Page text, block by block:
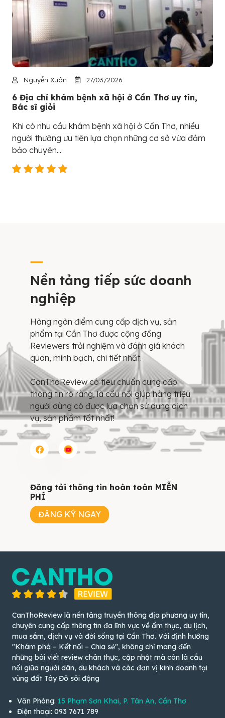
Nguyễn Xuân 27/03/2026
6 Địa chỉ khám bệnh xã hội ở Cần Thơ uy tín,
Bác sĩ giỏi
Khi có nhu cầu khám bệnh xã hội ở Cần Thơ, nhiều
người thường ưu tiên lựa chọn những cơ sở vừa đảm
bảo chuyên...
Nền tảng tiếp sức doanh
nghiệp
Hàng ngàn điểm cung cấp dịch vụ, sản
phẩm tại Cần Thơ được cộng đồng
Reviewers trải nghiệm và đánh giá khách
quan, minh bạch, chi tiết nhất.
CanThoReview có tiêu chuẩn cung cấp
thông tin rõ ràng, là cầu nối giúp hàng triệu
người dùng có được lựa chọn sử dụng dịch
vụ, sản phẩm tốt nhất!
Đăng tải thông tin hoàn toàn MIỄN
PHÍ
ĐĂNG KÝ NGAY
CanThoReview là nền tảng truyền thông địa phương uy tín,
chuyên cung cấp thông tin đa lĩnh vực về ẩm thực, du lịch,
mua sắm, dịch vụ và đời sống tại Cần Thơ. Với định hướng
"Khám phá – Kết nối – Chia sẻ", không chỉ mang đến
những bài viết review chân thực, cập nhật mà còn là cầu
nối giữa người dân, du khách và các đơn vị kinh doanh tại
vùng đất Tây Đô sôi động
Văn Phòng: 15 Phạm Sơn Khai, P. Tân An, Cần Thơ
Điện thoại: 093 7671 789